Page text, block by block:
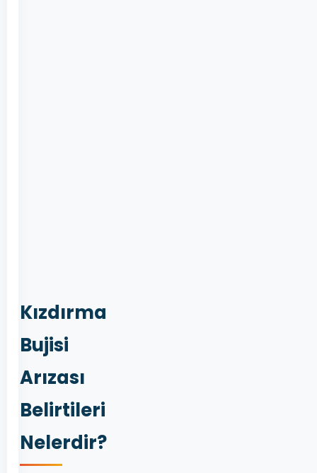
Kızdırma
Bujisi
Arızası
Belirtileri
Nelerdir?